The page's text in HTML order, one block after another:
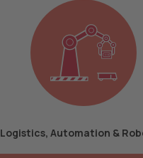
Logistics, Automation &